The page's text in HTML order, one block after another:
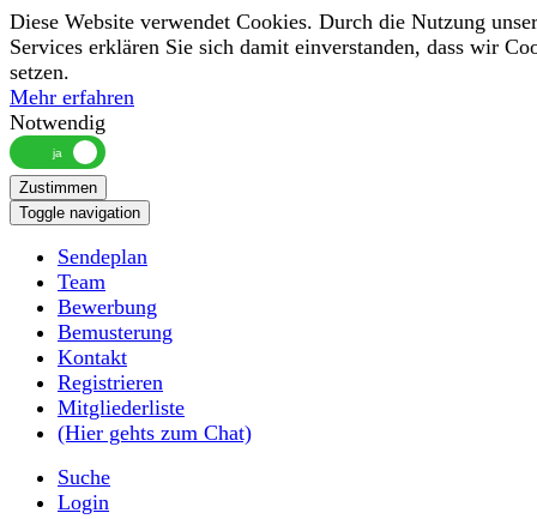
Diese Website verwendet Cookies. Durch die Nutzung
Services erklären Sie sich damit einverstanden, dass wir
setzen.
Mehr erfahren
Notwendig
Zustimmen
Toggle navigation
Sendeplan
Team
Bewerbung
Bemusterung
Kontakt
Registrieren
Mitgliederliste
(Hier gehts zum Chat)
Suche
Login